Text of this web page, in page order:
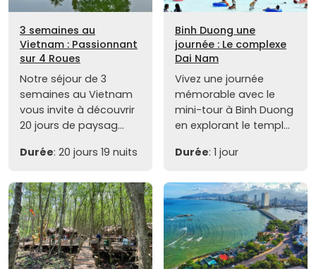
3 semaines au
Vietnam : Passionnant
sur 4 Roues
Notre séjour de 3
semaines au Vietnam
vous invite à découvrir
20 jours de paysag...
Durée: 20 jours 19 nuits
Binh Duong une
journée : Le complexe
Dai Nam
Vivez une journée
mémorable avec le
mini-tour à Binh Duong
en explorant le templ...
Durée: 1 jour